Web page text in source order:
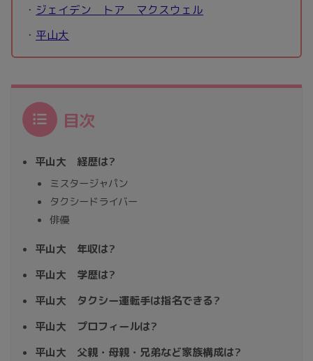
・ ジェイデン トア マクスウェル
・ 平山大
目次
平山大 経歴は?
ミスタージャパン
タクシードライバー
俳優
平山大 年収は?
平山大 学歴は?
平山大 タクシー運転手は指名できる?
平山大 プロフィールは?
平山大 父親・母親・兄弟など家族構成は?